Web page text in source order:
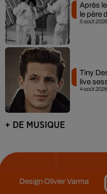
5 août 2026
Après
le père
4 août 2026
Tiny
live
+ DE MUSIQUE
DesignOlivier Varma